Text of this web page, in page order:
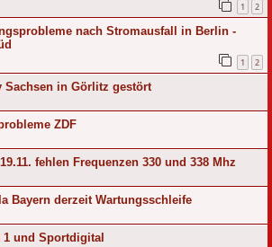
1 2
nach Stromausfall in Berlin -
1 2
Sachsen in Görlitz gestört
ZDF
fehlen Frequenzen 330 und 338 Mhz
Bayern derzeit Wartungsschleife
1 und Sportdigital